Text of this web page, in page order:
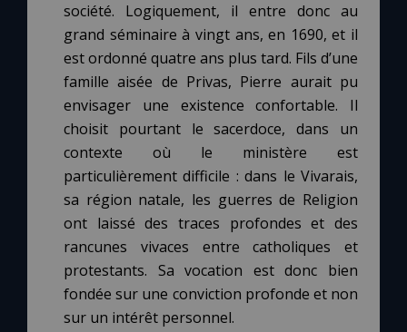
Contact
Faire un don
Marie de Nazareth
société. Logiquement, il entre donc au
grand séminaire à vingt ans, en 1690, et il
est ordonné quatre ans plus tard. Fils d’une
famille aisée de Privas, Pierre aurait pu
envisager une existence confortable. Il
choisit pourtant le sacerdoce, dans un
contexte où le ministère est
particulièrement difficile : dans le Vivarais,
sa région natale, les guerres de Religion
ont laissé des traces profondes et des
rancunes vivaces entre catholiques et
protestants. Sa vocation est donc bien
fondée sur une conviction profonde et non
sur un intérêt personnel.